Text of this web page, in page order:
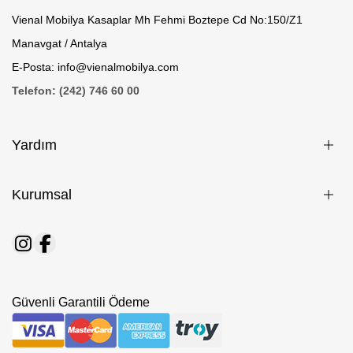
Vienal Mobilya Kasaplar Mh Fehmi Boztepe Cd No:150/Z1
Manavgat / Antalya
E-Posta: info@vienalmobilya.com
Telefon: (242) 746 60 00
Yardım
Kurumsal
Güvenli Garantili Ödeme